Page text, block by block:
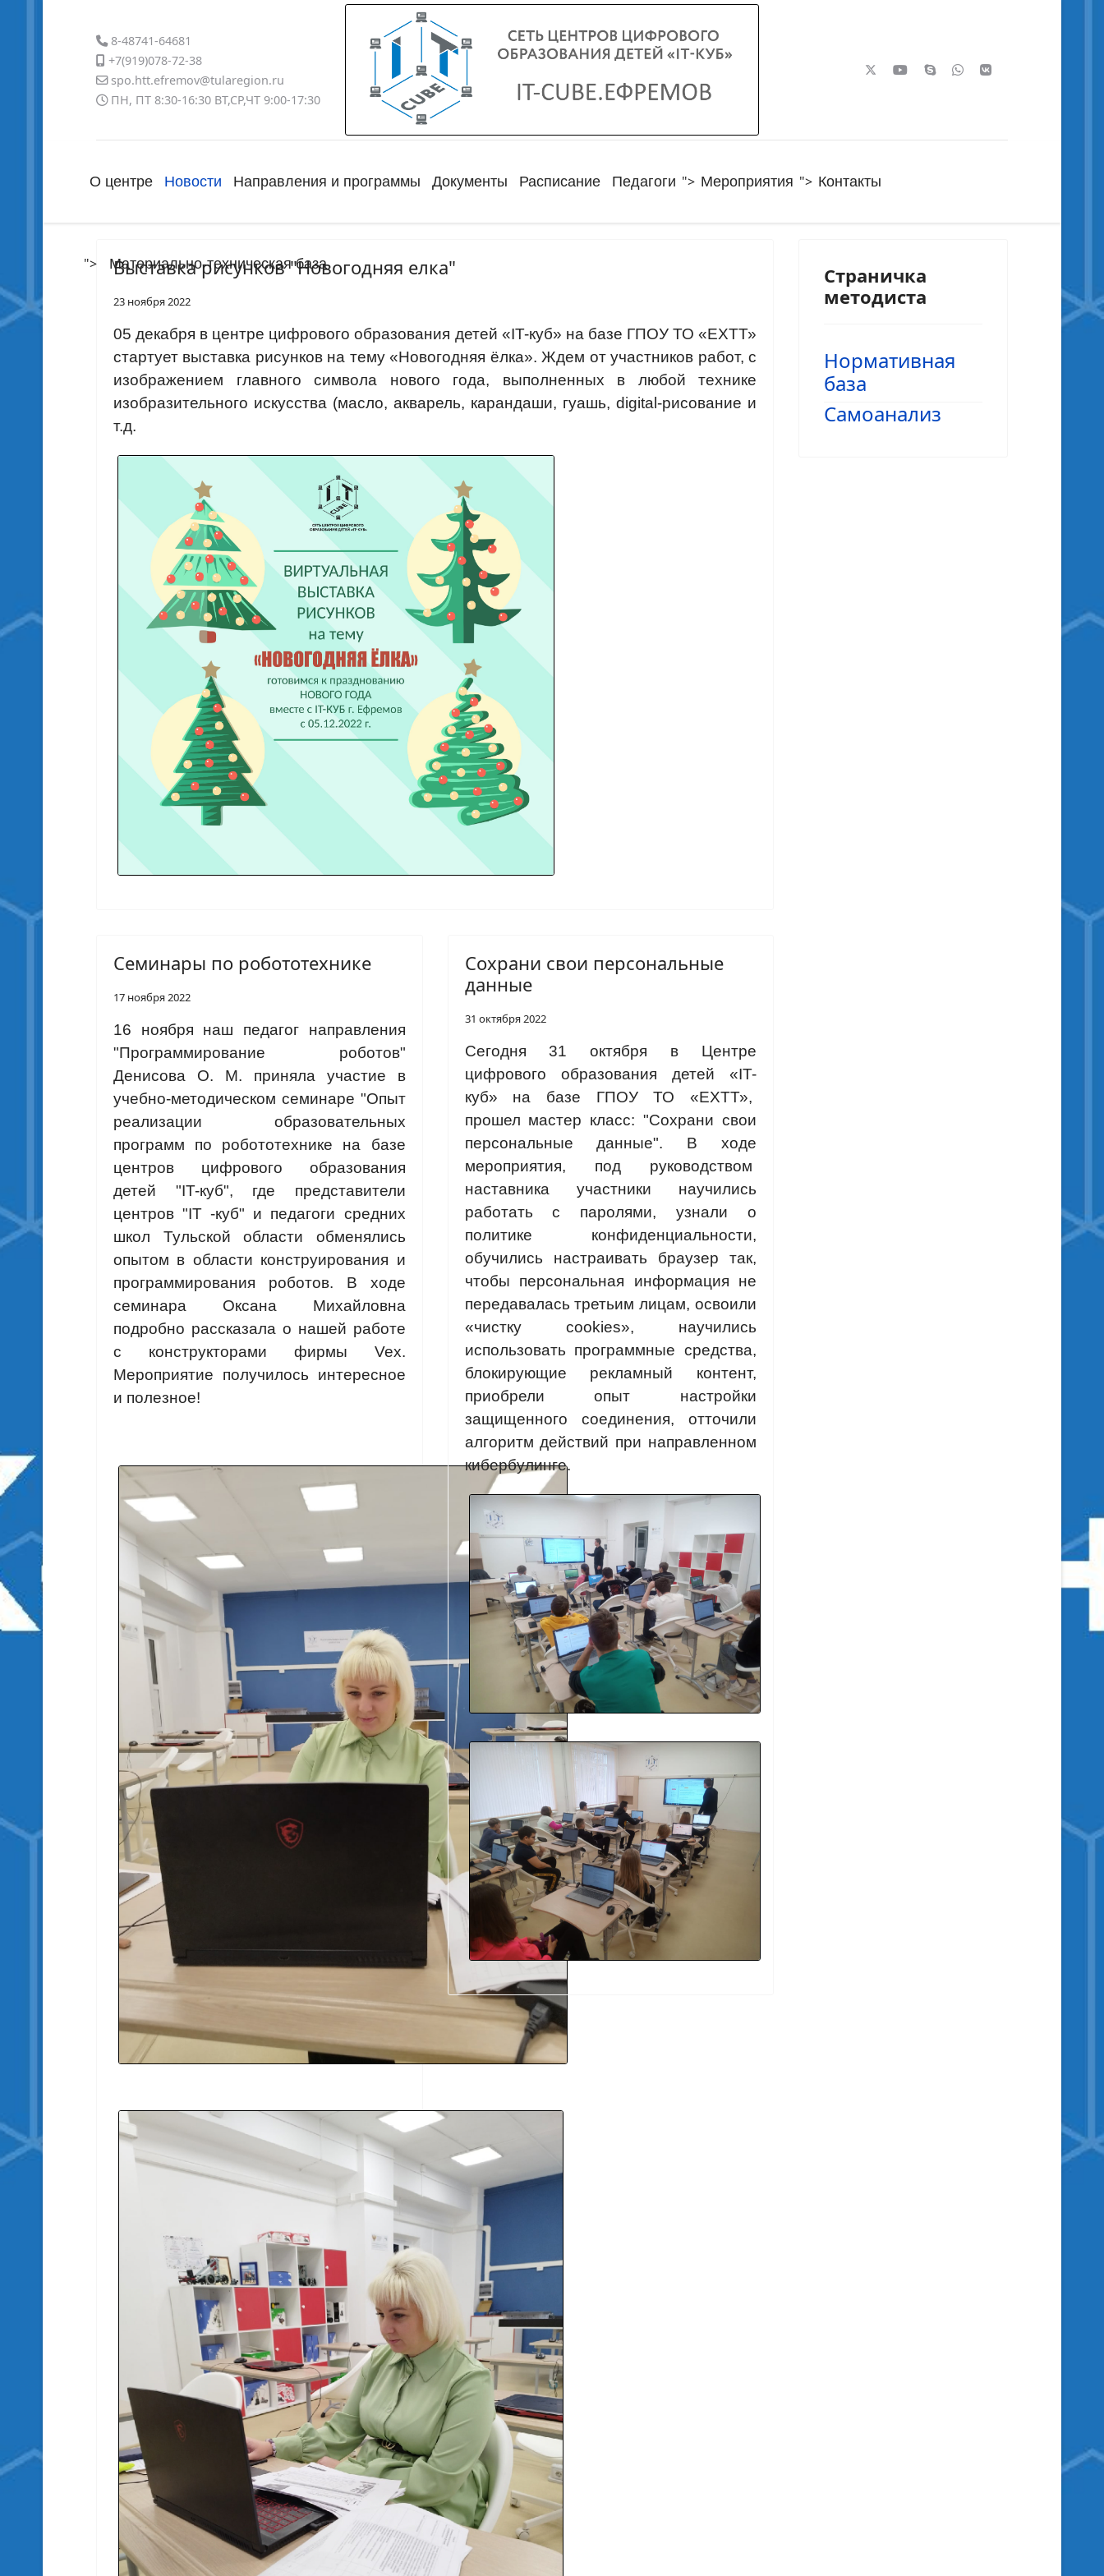
8-48741-64681
+7(919)078-72-38
spo.htt.efremov@tularegion.ru
ПН, ПТ 8:30-16:30 ВТ,СР,ЧТ 9:00-17:30
О центре Новости Направления и программы Документы Расписание Педагоги "> Мероприятия "> Контакты
"> Материально-техническая база
Выставка рисунков "Новогодняя елка"
23 ноября 2022
05 декабря в центре цифрового образования детей «IT-куб» на базе ГПОУ ТО «ЕХТТ»
стартует выставка рисунков на тему «Новогодняя ёлка». Ждем от участников работ, с
изображением главного символа нового года, выполненных в любой технике
изобразительного искусства (масло, акварель, карандаши, гуашь, digital-рисование и
т.д.
Семинары по робототехнике
17 ноября 2022
16 ноября наш педагог направления
"Программирование роботов"
Денисова О. М. приняла участие в
учебно-методическом семинаре "Опыт
реализации образовательных
программ по робототехнике на базе
центров цифрового образования
детей "IT-куб", где представители
центров "IT -куб" и педагоги средних
школ Тульской области обменялись
опытом в области конструирования и
программирования роботов. В ходе
семинара Оксана Михайловна
подробно рассказала о нашей работе
с конструкторами фирмы Vex.
Мероприятие получилось интересное
и полезное!
Сохрани свои персональные
данные
31 октября 2022
Сегодня 31 октября в Центре
цифрового образования детей «IT-
куб» на базе ГПОУ ТО «ЕХТТ»,
прошел мастер класс: "Сохрани свои
персональные данные". В ходе
мероприятия, под руководством
наставника участники научились
работать с паролями, узнали о
политике конфиденциальности,
обучились настраивать браузер так,
чтобы персональная информация не
передавалась третьим лицам, освоили
«чистку сookies», научились
использовать программные средства,
блокирующие рекламный контент,
приобрели опыт настройки
защищенного соединения, отточили
алгоритм действий при направленном
кибербулинге.
Страничка
методиста
Нормативная
база
Самоанализ